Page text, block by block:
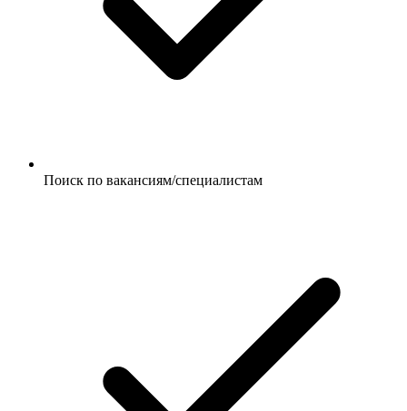
Поиск по вакансиям/специалистам